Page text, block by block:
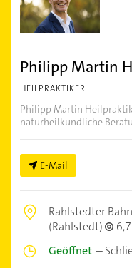
Philipp Martin
HEILPRAKTIKER
Philipp Martin
naturheilkundliche
E-Mail
Rahlstedter
(Rahlstedt)
Geöffnet –